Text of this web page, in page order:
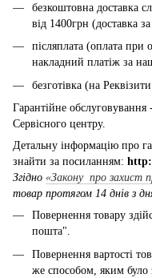
безкоштовна доставка
від 1400грн (доставка
післяплата (оплата при
накладний платіж за
безготівка (на
Гарантійне
Сервісного центру.
Детальну інформацію про
знайти за посиланням:
Згідно «Закону про захист
товар протягом 14 днів з
Повернення товару
пошта".
Повернення вартості
же способом, яким було